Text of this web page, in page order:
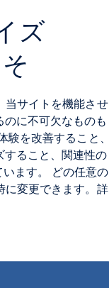
ズ
当サイトを機能させ
に不可欠なものも
を改善すること、
ること、関連性の
ます。 どの任意の
に変更できます。詳